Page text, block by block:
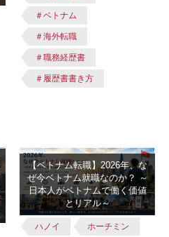
＃ベトナム
＃海外転職
＃職務経歴書
＃履歴書書き方
【ベトナム転職】2026年、な
ぜ今ベトナム就職なのか？ ～
日本人がベトナムで働く価値
とリアル～
ハノイ ホーチミン